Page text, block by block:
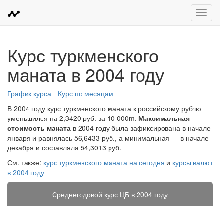
Меню
Курс туркменского
маната в 2004 году
График курса
Курс по месяцам
В 2004 году курс туркменского маната к российскому рублю
уменьшился на 2,3420 руб. за 10 000m. Максимальная
стоимость маната в 2004 году была зафиксирована в начале
января и равнялась 56,6433 руб., а минимальная — в начале
декабря и составляла 54,3013 руб.
См. также: курс туркменского маната на сегодня и курсы валют
в 2004 году
Среднегодовой курс ЦБ в 2004 году